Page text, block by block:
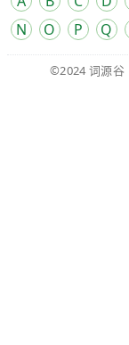
N
O P Q
©2024 词源谷